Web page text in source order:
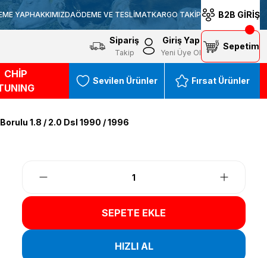
YAPHAKKIMIZDAÖDEME VE TESLİMATKARGO TAKİP B2B GİRİŞ
Sipariş
Takip
Giriş Yap
Yeni Üye Ol
Sepetim
CHİP
Sevilen Ürünler Fırsat Ürünler
1.8 / 2.0 Dsl 1990 / 1996
SEPETE EKLE
HIZLI AL